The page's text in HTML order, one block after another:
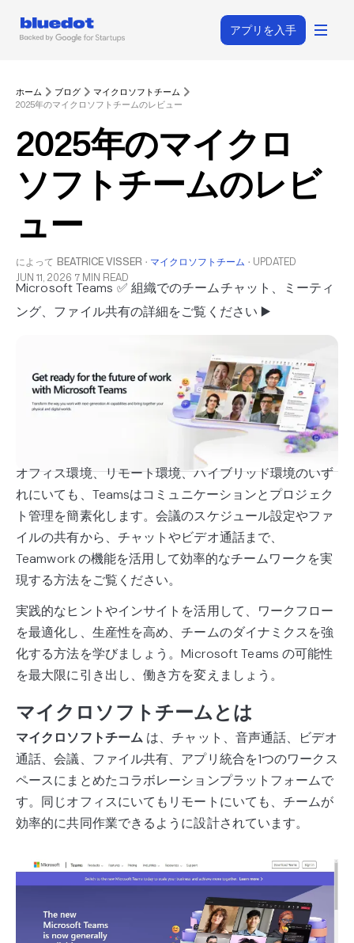
アプリを入手
ホーム ブログ
マイクロソフトチーム
2025年のマイクロソフトチームのレビュー
2025年のマイクロ
ソフトチームのレビ
ュー
によって BEATRICE VISSER · マイクロソフトチーム · UPDATED
JUN 11, 2026 7 MIN READ
Microsoft Teams ✅ 組織でのチームチャット、ミーティ
ング、ファイル共有の詳細をご覧ください ▶️
オフィス環境、リモート環境、ハイブリッド環境のいず
れにいても、Teamsはコミュニケーションとプロジェク
ト管理を簡素化します。会議のスケジュール設定やファ
イルの共有から、チャットやビデオ通話まで、
Teamwork の機能を活用して効率的なチームワークを実
現する方法をご覧ください。
実践的なヒントやインサイトを活用して、ワークフロー
を最適化し、生産性を高め、チームのダイナミクスを強
化する方法を学びましょう。Microsoft Teams の可能性
を最大限に引き出し、働き方を変えましょう。
マイクロソフトチームとは
マイクロソフトチーム は、チャット、音声通話、ビデオ
通話、会議、ファイル共有、アプリ統合を1つのワークス
ペースにまとめたコラボレーションプラットフォームで
す。同じオフィスにいてもリモートにいても、チームが
効率的に共同作業できるように設計されています。